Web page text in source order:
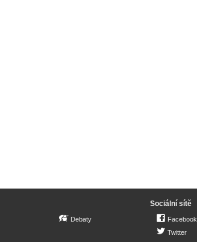
Debaty
Sociální sítě
Facebook
Twitter